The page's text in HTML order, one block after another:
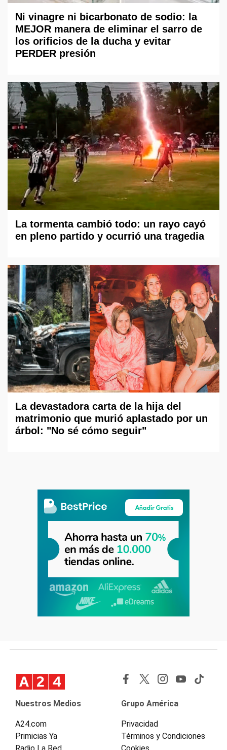
Ni vinagre ni bicarbonato de sodio: la
MEJOR manera de eliminar el sarro de
los orificios de la ducha y evitar
PERDER presión
La tormenta cambió todo: un rayo cayó
en pleno partido y ocurrió una tragedia
La devastadora carta de la hija del
matrimonio que murió aplastado por un
árbol: "No sé cómo seguir"
Nuestros Medios
A24.com
Primicias Ya
Grupo América
Privacidad
Términos y Condiciones